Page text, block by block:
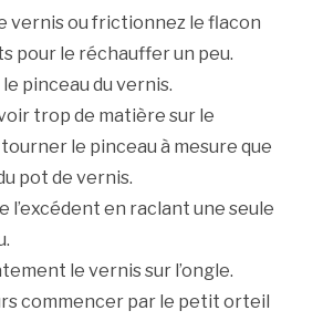
vernis ou frictionnez le flacon
pour le réchauffer un peu.
pinceau du vernis.
trop de matière sur le
le pinceau à mesure que
pot de vernis.
l’excédent en raclant une seule
le vernis sur l’ongle.
commencer par le petit orteil